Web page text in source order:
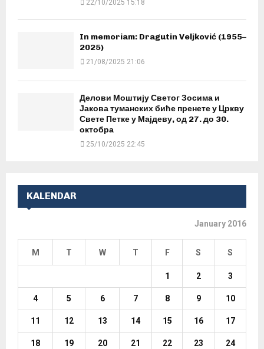
22/10/2025 15:18
In memoriam: Dragutin Veljković (1955–
2025)
21/08/2025 21:06
Делови Моштију Светог Зосима и
Јакова туманских биће пренете у Цркву
Свете Петке у Мајдеву, од 27. до 30.
октобра
25/10/2025 22:45
KALENDAR
January 2016
M T W T F S S
1 2 3
4 5 6 7 8 9 10
11 12 13 14 15 16 17
18 19 20 21 22 23 24